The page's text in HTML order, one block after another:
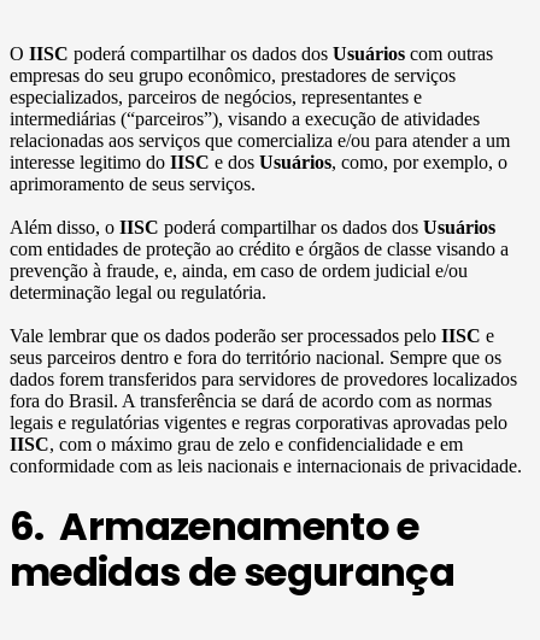
O IISC poderá compartilhar os dados dos Usuários com outras
empresas do seu grupo econômico, prestadores de serviços
especializados, parceiros de negócios, representantes e
intermediárias (“parceiros”), visando a execução de atividades
relacionadas aos serviços que comercializa e/ou para atender a um
interesse legitimo do IISC e dos Usuários, como, por exemplo, o
aprimoramento de seus serviços.
Além disso, o IISC poderá compartilhar os dados dos Usuários
com entidades de proteção ao crédito e órgãos de classe visando a
prevenção à fraude, e, ainda, em caso de ordem judicial e/ou
determinação legal ou regulatória.
Vale lembrar que os dados poderão ser processados pelo IISC e
seus parceiros dentro e fora do território nacional. Sempre que os
dados forem transferidos para servidores de provedores localizados
fora do Brasil. A transferência se dará de acordo com as normas
legais e regulatórias vigentes e regras corporativas aprovadas pelo
IISC, com o máximo grau de zelo e confidencialidade e em
conformidade com as leis nacionais e internacionais de privacidade.
6. Armazenamento e
medidas de segurança